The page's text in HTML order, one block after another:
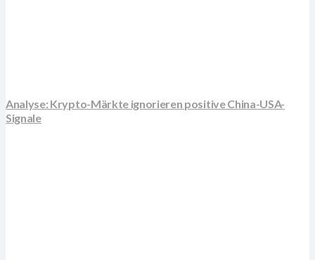
Analyse: Krypto-Märkte ignorieren positive China-USA-
Signale